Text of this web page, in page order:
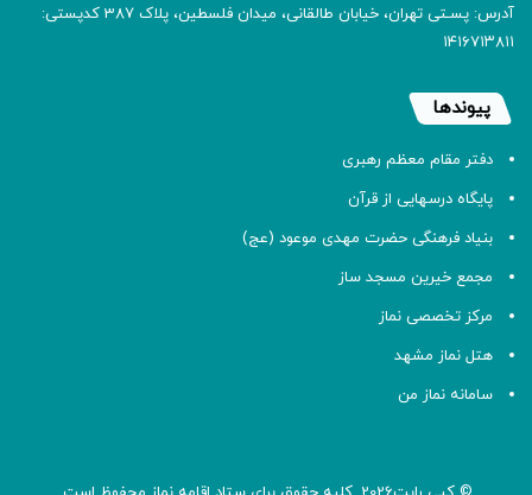
آدرس: پسـتی تهران، خیابان طالقانی، میدان فلسطین، پلاک 387 کدپستی:
۱۴۱۶۷۱۳۸۱۱
پیوندها
دفتر مقام معظم رهبری
پایگاه درسهایی از قرآن
بنیاد فرهنگی حضرت مهدی موعود (عج)
مجمع خیرین مسجد ساز
مرکز تخصصی نماز
هتل نماز مشهد
سامانه نماز من